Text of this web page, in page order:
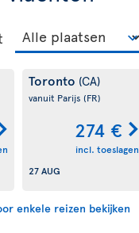
Toronto (CA)
vanuit Parijs (FR)
274 €
incl. toeslagen
27 AUG
enkele reizen bekijken